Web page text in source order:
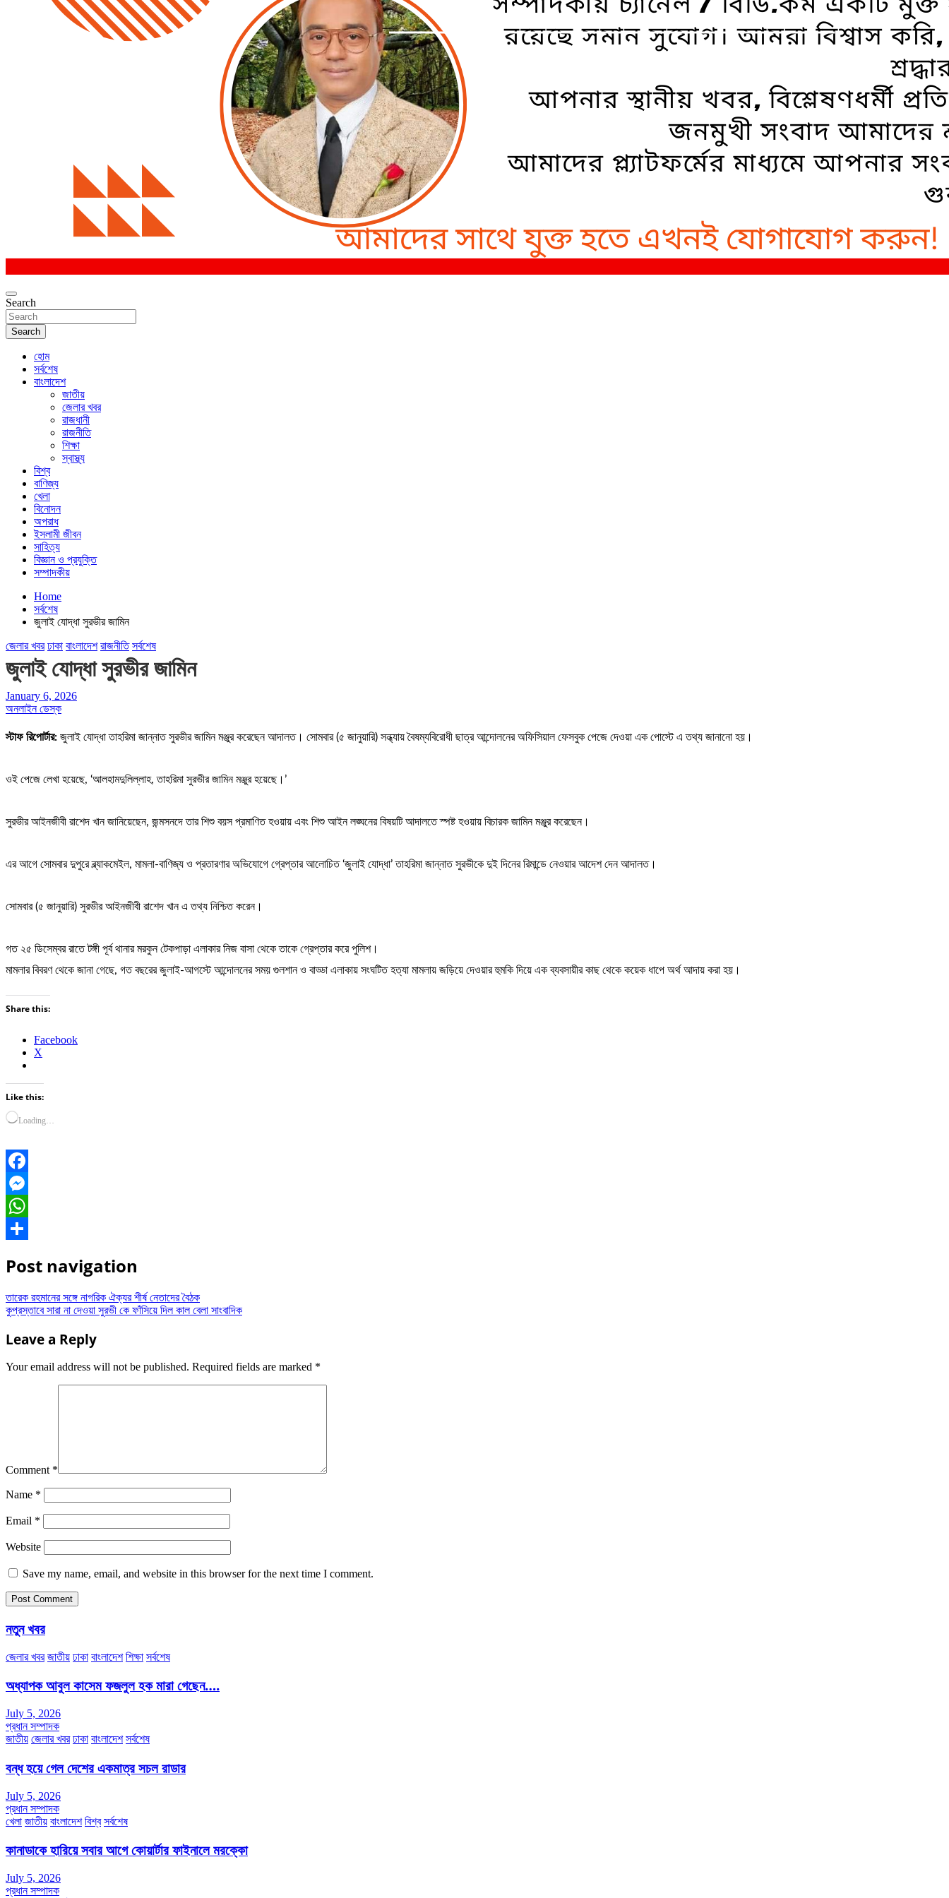
Search
Search
হোম
সর্বশেষ
বাংলাদেশ
জাতীয়
জেলার খবর
রাজধানী
রাজনীতি
শিক্ষা
স্বাস্থ্য
বিশ্ব
বাণিজ্য
খেলা
বিনোদন
অপরাধ
ইসলামী জীবন
সাহিত্য
বিজ্ঞান ও প্রযুক্তি
সম্পাদকীয়
Home
সর্বশেষ
জুলাই যোদ্ধা সুরভীর জামিন
জেলার খবর ঢাকা বাংলাদেশ রাজনীতি সর্বশেষ
জুলাই যোদ্ধা সুরভীর জামিন
January 6, 2026
অনলাইন ডেস্ক
স্টাফ রিপোর্টার: জুলাই যোদ্ধা তাহরিমা জান্নাত সুরভীর জামিন মঞ্জুর করেছেন আদালত। সোমবার (৫ জানুয়ারি) সন্ধ্যায় বৈষম্যবিরোধী ছাত্র আন্দোলনের অফিসিয়াল ফেসবুক পেজে দেওয়া এক পোস্টে এ তথ্য জানানো হয়।
ওই পেজে লেখা হয়েছে, ‘আলহামদুলিল্লাহ, তাহরিমা সুরভীর জামিন মঞ্জুর হয়েছে।’
সুরভীর আইনজীবী রাশেদ খান জানিয়েছেন, জন্মসনদে তার শিশু বয়স প্রমাণিত হওয়ায় এবং শিশু আইন লঙ্ঘনের বিষয়টি আদালতে স্পষ্ট হওয়ায় বিচারক জামিন মঞ্জুর করেছেন।
এর আগে সোমবার দুপুরে ব্ল্যাকমেইল, মামলা-বাণিজ্য ও প্রতারণার অভিযোগে গ্রেপ্তার আলোচিত ‘জুলাই যোদ্ধা’ তাহরিমা জান্নাত সুরভীকে দুই দিনের রিমান্ডে নেওয়ার আদেশ দেন আদালত।
সোমবার (৫ জানুয়ারি) সুরভীর আইনজীবী রাশেদ খান এ তথ্য নিশ্চিত করেন।
গত ২৫ ডিসেম্বর রাতে টঙ্গী পূর্ব থানার মরকুন টেকপাড়া এলাকার নিজ বাসা থেকে তাকে গ্রেপ্তার করে পুলিশ।
মামলার বিবরণ থেকে জানা গেছে, গত বছরের জুলাই-আগস্টে আন্দোলনের সময় গুলশান ও বাড্ডা এলাকায় সংঘটিত হত্যা মামলায় জড়িয়ে দেওয়ার হুমকি দিয়ে এক ব্যবসায়ীর কাছ থেকে কয়েক ধাপে অর্থ আদায় করা হয়।
Share this:
Facebook
X
Like this:
Loading…
Facebook
Messenger
WhatsApp
Post navigation
তারেক রহমানের সঙ্গে নাগরিক ঐক্যর শীর্ষ নেতাদের বৈঠক
কুপ্রস্তাবে সারা না দেওয়া সুরভী কে ফাঁসিয়ে দিল কাল বেলা সাংবাদিক
Leave a Reply
Your email address will not be published. Required fields are marked *
Comment *
Name *
Email *
Website
Save my name, email, and website in this browser for the next time I comment.
নতুন খবর
জেলার খবর জাতীয় ঢাকা বাংলাদেশ শিক্ষা সর্বশেষ
অধ্যাপক আবুল কাসেম ফজলুল হক মারা গেছেন….
July 5, 2026
প্রধান সম্পাদক
জাতীয় জেলার খবর ঢাকা বাংলাদেশ সর্বশেষ
বন্ধ হয়ে গেল দেশের একমাত্র সচল রাডার
July 5, 2026
প্রধান সম্পাদক
খেলা জাতীয় বাংলাদেশ বিশ্ব সর্বশেষ
কানাডাকে হারিয়ে সবার আগে কোয়ার্টার ফাইনালে মরক্কো
July 5, 2026
প্রধান সম্পাদক